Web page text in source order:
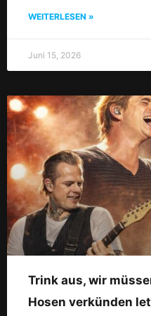
WEITERLESEN »
Juni 15, 2026
Trink aus, wir
Hosen verkünden